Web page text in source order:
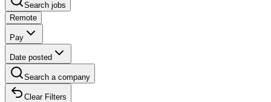
Search jobs
Remote
Pay
Date posted
Search a company
Clear Filters